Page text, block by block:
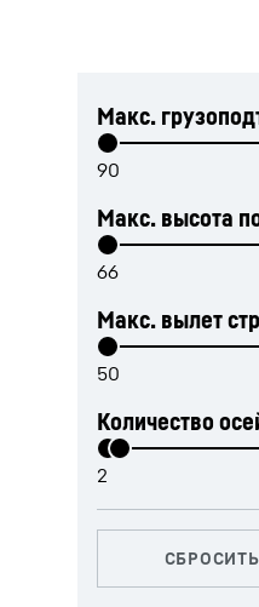
Макс.
Макс. высота
Макс. вылет
Количество